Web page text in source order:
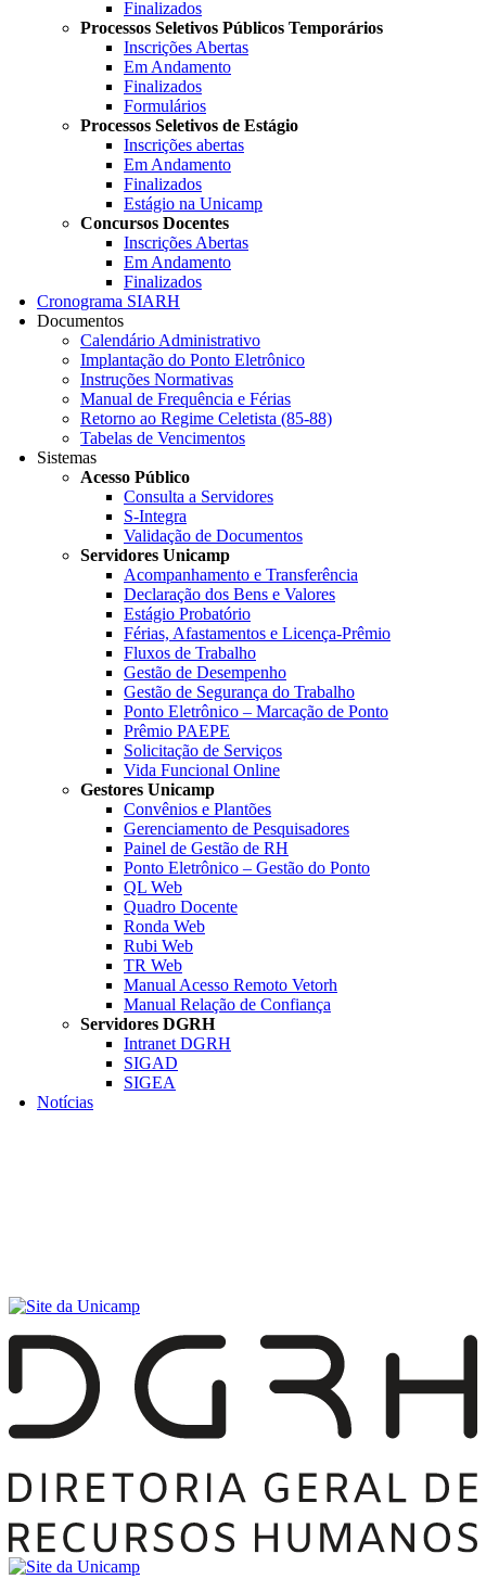
Finalizados
Processos Seletivos Públicos Temporários
Inscrições Abertas
Em Andamento
Finalizados
Formulários
Processos Seletivos de Estágio
Inscrições abertas
Em Andamento
Finalizados
Estágio na Unicamp
Concursos Docentes
Inscrições Abertas
Em Andamento
Finalizados
Cronograma SIARH
Documentos
Calendário Administrativo
Implantação do Ponto Eletrônico
Instruções Normativas
Manual de Frequência e Férias
Retorno ao Regime Celetista (85-88)
Tabelas de Vencimentos
Sistemas
Acesso Público
Consulta a Servidores
S-Integra
Validação de Documentos
Servidores Unicamp
Acompanhamento e Transferência
Declaração dos Bens e Valores
Estágio Probatório
Férias, Afastamentos e Licença-Prêmio
Fluxos de Trabalho
Gestão de Desempenho
Gestão de Segurança do Trabalho
Ponto Eletrônico – Marcação de Ponto
Prêmio PAEPE
Solicitação de Serviços
Vida Funcional Online
Gestores Unicamp
Convênios e Plantões
Gerenciamento de Pesquisadores
Painel de Gestão de RH
Ponto Eletrônico – Gestão do Ponto
QL Web
Quadro Docente
Ronda Web
Rubi Web
TR Web
Manual Acesso Remoto Vetorh
Manual Relação de Confiança
Servidores DGRH
Intranet DGRH
SIGAD
SIGEA
Notícias